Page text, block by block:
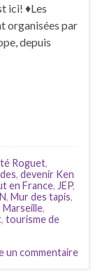
ici! ♦Les
organisées par
depuis
Roguet,
, devenir Ken
en France, JEP,
, Mur des tapis,
,
, tourisme de
un commentaire